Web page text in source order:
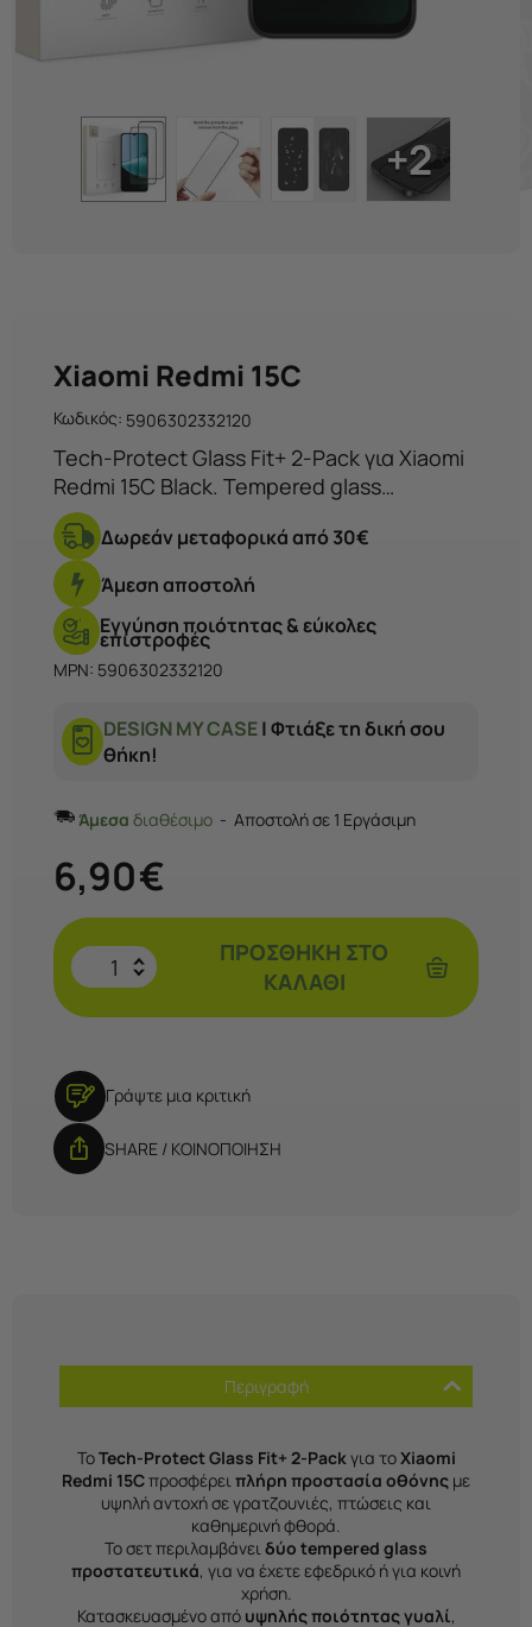
+2
Xiaomi Redmi 15C
Κωδικός: 5906302332120
Tech-Protect Glass Fit+ 2-Pack για Xiaomi
Redmi 15C Black. Tempered glass
προστασία οθόνης με υψηλή αντοχή και
ακριβή εφαρμογή.
Δωρεάν μεταφορικά από 30€
Άμεση αποστολή
Εγγύηση ποιότητας & εύκολες
επιστροφές
MPN: 5906302332120
DESIGN MY CASE| Φτιάξε τη δική σου
θήκη!
Άμεσα διαθέσιμο Αποστολή σε 1 Εργάσιμη
6,90€
ΠΡΟΣΘΉΚΗ ΣΤΟ
ΚΑΛΆΘΙ
Γράψτε μια κριτική
SHARE / ΚΟΙΝΟΠΟΙΗΣΗ
Περιγραφή
ΤοTech-Protect Glass Fit+ 2-Packγια τοXiaomi
Redmi 15Cπροσφέρειπλήρη προστασία οθόνης με
υψηλή αντοχή σε γρατζουνιές, πτώσεις και
καθημερινή φθορά.
Το σετ περιλαμβάνειδύο tempered glass
προστατευτικά, για να έχετε εφεδρικό ή για κοινή
χρήση.
Κατασκευασμένο από υψηλής ποιότητας γυαλί,